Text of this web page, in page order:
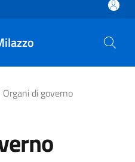
Organi di governo